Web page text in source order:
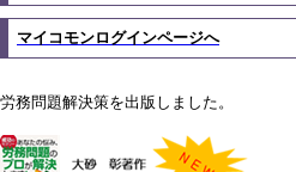
マイコモンログインページへ
労務問題解決策を出版しました。